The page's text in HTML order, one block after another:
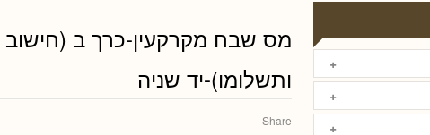
מס שבח מקרקעין-כרך ב
ותשלומו)-יד שניה
Share